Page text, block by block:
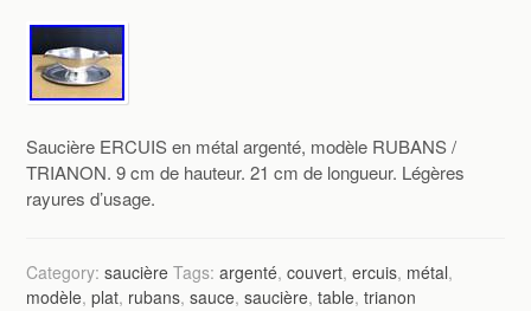
Saucière ERCUIS en métal argenté, modèle RUBANS /
TRIANON. 9 cm de hauteur. 21 cm de longueur. Légères
rayures d’usage.
Category:saucière Tags:argenté,couvert,ercuis, métal,
modèle,plat, rubans,sauce,saucière,table,trianon